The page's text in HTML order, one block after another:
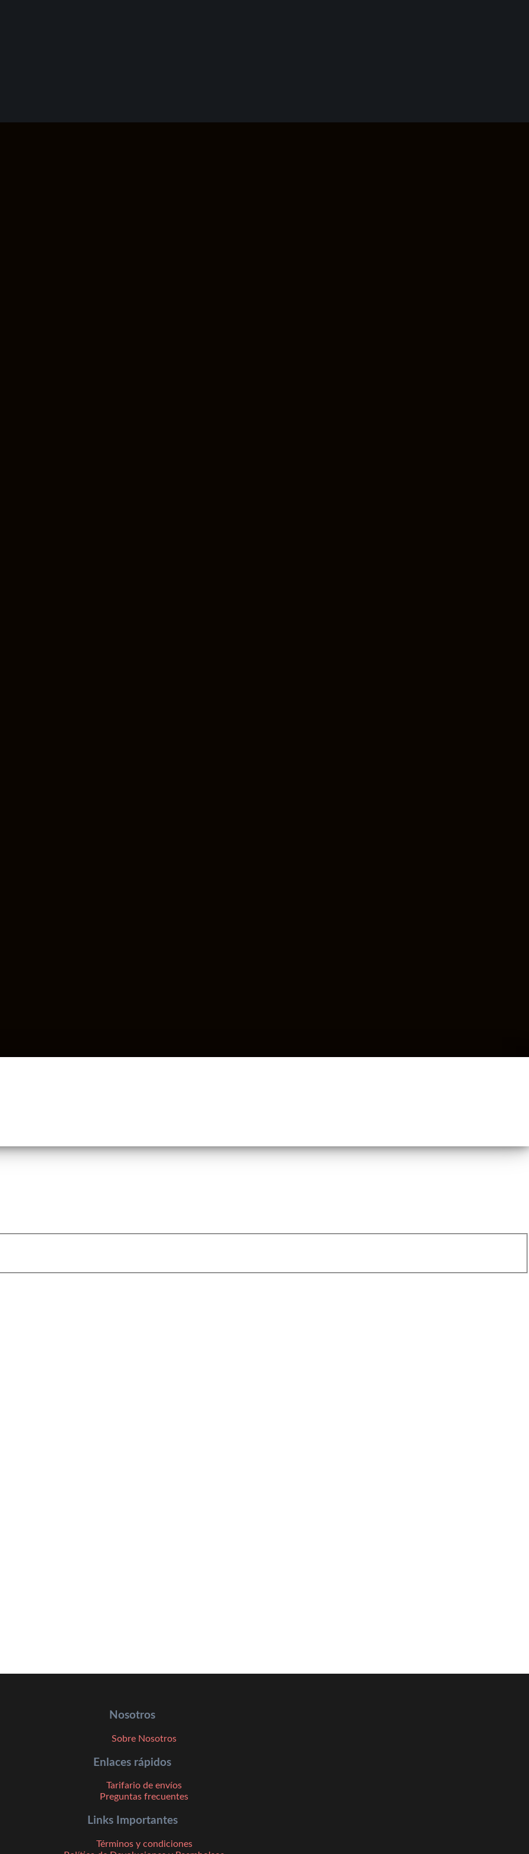
Nosotros
Sobre Nosotros
Enlaces rápidos
Tarifario de envíos
Preguntas frecuentes
Links Importantes
Términos y condiciones